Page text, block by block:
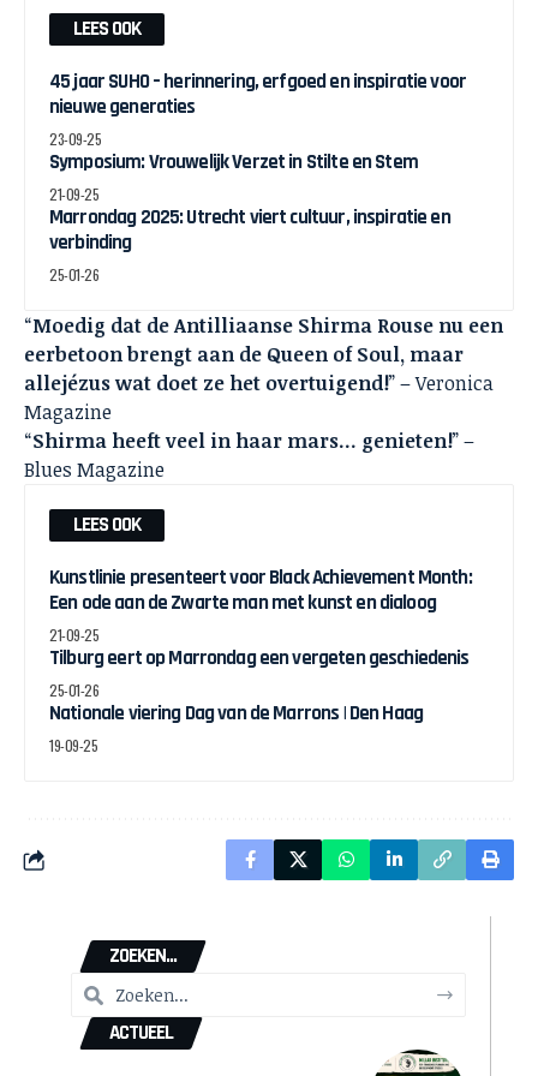
LEES OOK
45 jaar SUHO – herinnering, erfgoed en inspiratie voor
nieuwe generaties
23-09-25
Symposium: Vrouwelijk Verzet in Stilte en Stem
21-09-25
Marrondag 2025: Utrecht viert cultuur, inspiratie en
verbinding
25-01-26
“Moedig dat de Antilliaanse Shirma Rouse nu een
eerbetoon brengt aan de Queen of Soul, maar
allejézus wat doet ze het overtuigend!” – Veronica
Magazine
“Shirma heeft veel in haar mars… genieten!” –
Blues Magazine
LEES OOK
Kunstlinie presenteert voor Black Achievement Month:
Een ode aan de Zwarte man met kunst en dialoog
21-09-25
Tilburg eert op Marrondag een vergeten geschiedenis
25-01-26
Nationale viering Dag van de Marrons | Den Haag
19-09-25
ZOEKEN...
ACTUEEL